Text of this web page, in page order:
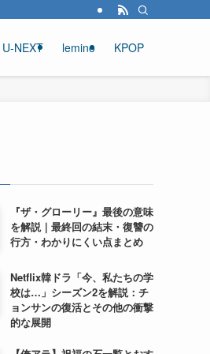
U-NEXT lemino KPOP
『ザ・グローリー』最後の意味
を解説｜最終回の結末・復讐の
行方・わかりにくい点まとめ
Netflix韓ドラ「今、私たちの学
校は…」シーズン2を解説：チ
ョンサンの復活とその他の衝撃
的な展開